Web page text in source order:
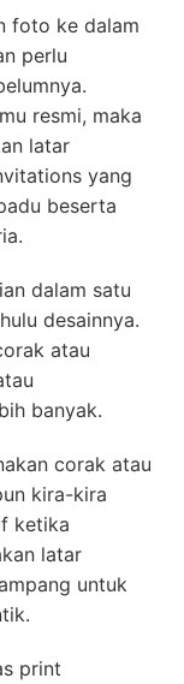
foto ke dalam
perlu
resmi, maka
latar
yang
beserta
dalam satu
desainnya.
atau
banyak.
corak atau
kira-kira
ketika
latar
untuk
print